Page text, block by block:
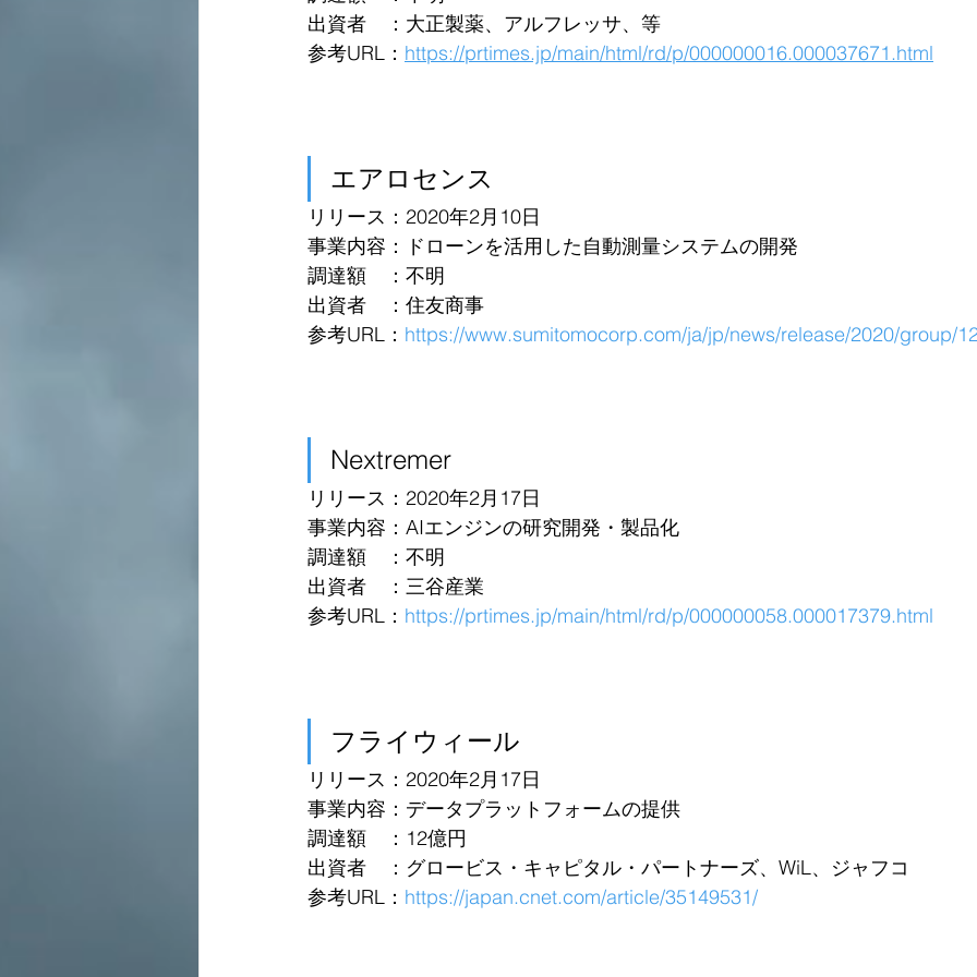
出資者　：大正製薬、アルフレッサ、等
参考URL： https://prtimes.jp/main/html/rd/p/000000016.000037671.html
エアロセンス
リリース：2020年2月10日
事業内容：ドローンを活用した自動測量システムの開発
調達額　：不明
出資者　：住友商事
参考URL： https://www.sumitomocorp.com/ja/jp/news/release/2020/group/
Nextremer
リリース：2020年2月17日
事業内容：AIエンジンの研究開発・製品化
調達額　：不明
出資者　：三谷産業
参考URL： https://prtimes.jp/main/html/rd/p/000000058.000017379.html
フライウィール
リリース：2020年2月17日
事業内容：データプラットフォームの提供
調達額　：12億円
出資者　：グロービス・キャピタル・パートナーズ、WiL、ジャフコ
参考URL： https://japan.cnet.com/article/35149531/